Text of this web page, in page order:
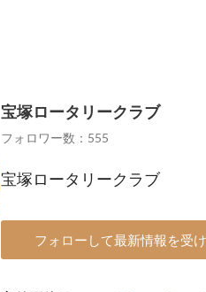
宝塚ロータリークラブ
フォロワー数：555
宝塚ロータリークラブ
フォローして最新情報を受